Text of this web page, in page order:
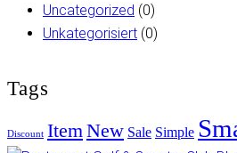
Uncategorized (0)
Unkategorisiert (0)
Tags
Discount Item New Sale Simple